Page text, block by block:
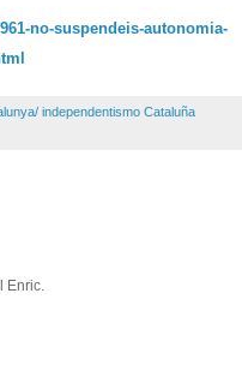
no-suspendeis-autonomia-
independentismo Cataluña
Enric.